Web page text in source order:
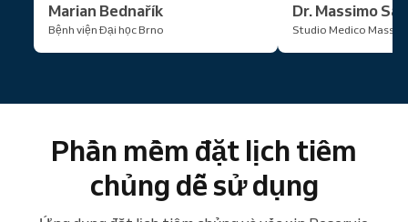
Marian Bednařík
Bệnh viện Đại học Brno
Dr. Massimo
Studio Medico
Phần mềm đặt lịch tiêm
chủng dễ sử dụng